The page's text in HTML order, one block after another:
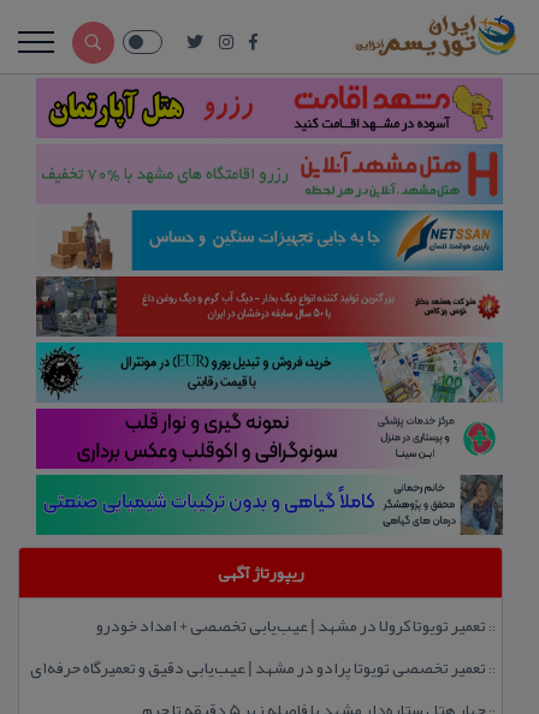
ریپورتاژ آگهی
:: تعمیر تویوتا كرولا در مشهد | عیب‌یابی تخصصی + امداد خودرو
:: تعمیر تخصصی تویوتا پرادو در مشهد | عیب‌یابی دقیق و تعمیرگاه حرفه‌ای